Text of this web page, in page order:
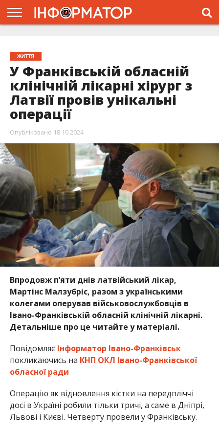
ЖИТТЯ
У Франківській обласній
клінічній лікарні хірург з
Латвії провів унікальні
операції
Опубліковано 18.10.2024
Впродовж п’яти днів латвійський лікар,
Мартінс Малзубріс, разом з українськими
колегами оперував військовослужбовців в
Івано-Франківській обласній клінічній лікарні.
Детальніше про це читайте у матеріалі.
Повідомляє Інформатор Івано-Франківськ
покликаючись на КНП ОКЛ Івано-Франківської
обласної ради
Операцію як відновлення кістки на передпліччі
досі в Україні робили тільки тричі, а саме в Дніпрі,
Львові і Києві. Четверту провели у Франківську.